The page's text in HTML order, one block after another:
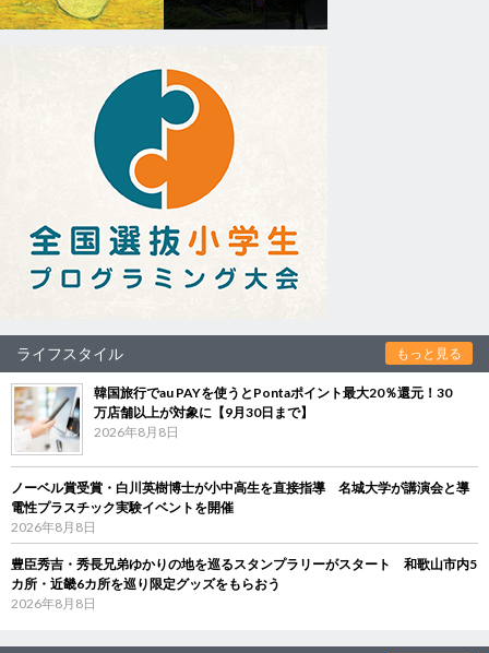
ライフスタイル もっと見る
韓国旅行でau PAYを使うとPontaポイント最大20％還元！30
万店舗以上が対象に【9月30日まで】
2026年8月8日
ノーベル賞受賞・白川英樹博士が小中高生を直接指導 名城大学が講演会と導
電性プラスチック実験イベントを開催
2026年8月8日
豊臣秀吉・秀長兄弟ゆかりの地を巡るスタンプラリーがスタート 和歌山市内5
カ所・近畿6カ所を巡り限定グッズをもらおう
2026年8月8日